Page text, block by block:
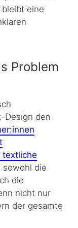
eine
Problem
Design den
textliche
sowohl die
die
nicht nur
der gesamte